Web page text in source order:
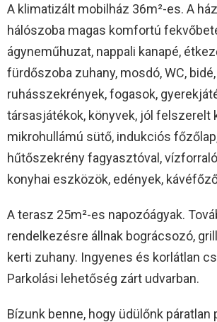
A klimatizált mobilház 36m²-es. A
hálószoba magas komfortú
ágyneműhuzat, nappali kanapé,
fürdőszoba zuhany, mosdó, WC, bidé,
ruhásszekrények, fogasok,
társasjátékok, könyvek, jól felszerelt
mikrohullámú sütő, indukciós
hűtőszekrény fagyasztóval,
konyhai eszközök, edények,
A terasz 25m²-es napozóágyak.
rendelkezésre állnak bográcsozó,
kerti zuhany. Ingyenes és korlátlan
Parkolási lehetőség zárt udvarban.
Bízunk benne, hogy üdülőnk páratlan